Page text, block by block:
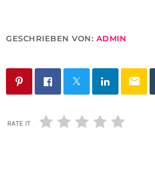
GESCHRIEBEN VON: ADMIN
email
RATE IT